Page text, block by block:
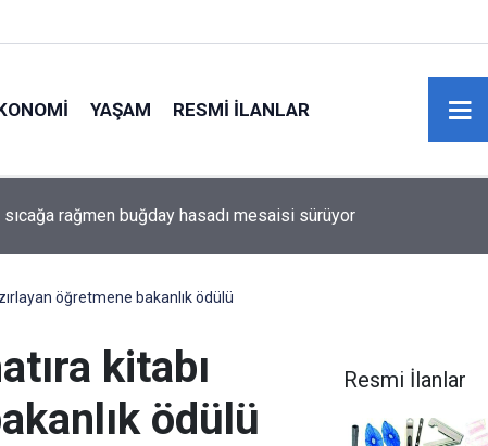
YAŞAM RESMI İLANLAR
rağmen buğday hasadı mesaisi sürüyor
öğretmene bakanlık ödülü
kitabı
ödülü
Resmi İlanlar